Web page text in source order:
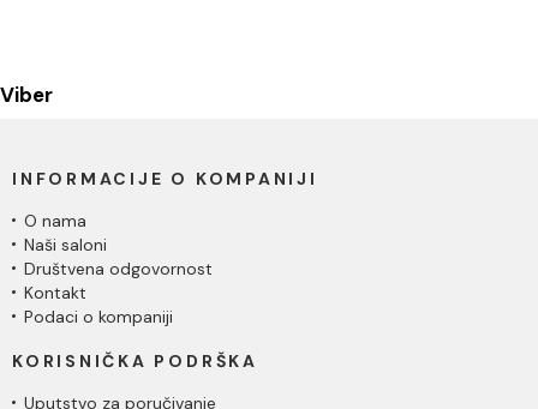
Viber
INFORMACIJE O KOMPANIJI
O nama
Naši saloni
Društvena odgovornost
Kontakt
Podaci o kompaniji
KORISNIČKA PODRŠKA
Uputstvo za poručivanje